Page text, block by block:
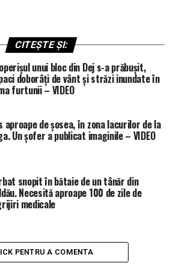
CITEȘTE ȘI:
unui bloc din Dej s-a prăbușit,
doborâți de vânt și străzi inundate în
furtunii – VIDEO
aproape de șosea, în zona lacurilor de la
Un șofer a publicat imaginile – VIDEO
snopit în bătaie de un tânăr din
Necesită aproape 100 de zile de
medicale
PENTRU A COMENTA